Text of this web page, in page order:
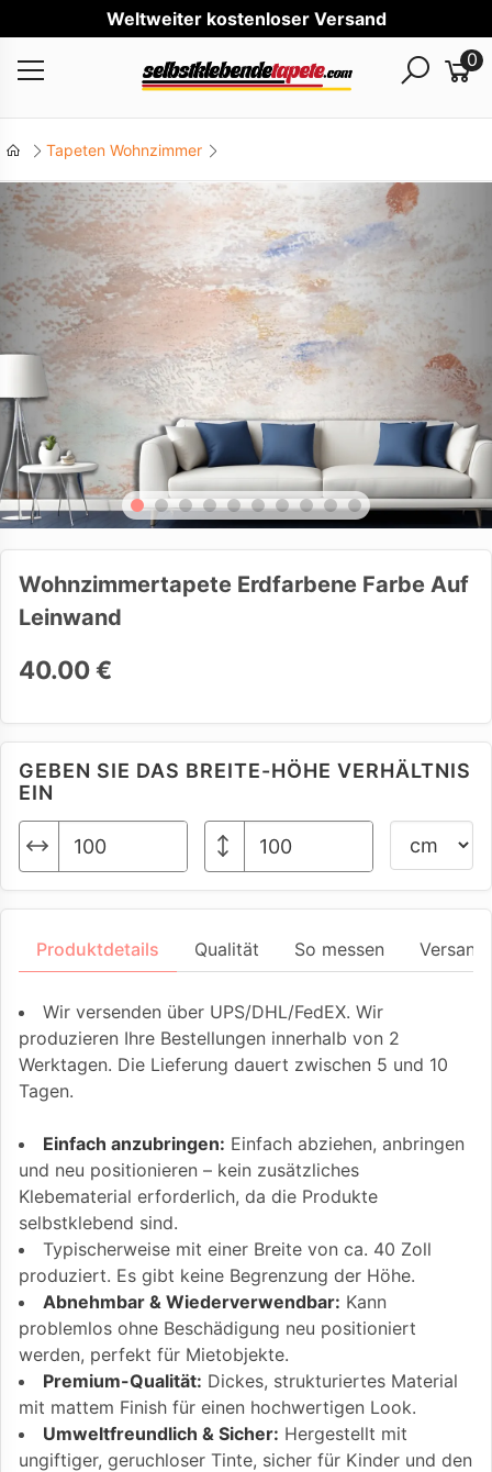
Welt
0
Tapeten Wohnzimmer
Wohnzimmertapete Erdfarbene Farbe Auf
Leinwand
40.00 €
GEBEN SIE DAS BREITE-HÖHE VERHÄLTNIS
EIN
Produktdetails Qualität So messen
Wir versenden über UPS/DHL/FedEX. Wir
produzieren Ihre Bestellungen innerhalb von 2
Werktagen. Die Lieferung dauert zwischen 5 und 10
Tagen.
Einfach anzubringen: Einfach abziehen, anbringen
und neu positionieren – kein zusätzliches
Klebematerial erforderlich, da die Produkte
selbstklebend sind.
Typischerweise mit einer Breite von ca. 40 Zoll
produziert. Es gibt keine Begrenzung der Höhe.
Abnehmbar & Wiederverwendbar: Kann
problemlos ohne Beschädigung neu positioniert
werden, perfekt für Mietobjekte.
Premium-Qualität: Dickes, strukturiertes Material
mit mattem Finish für einen hochwertigen Look.
Umweltfreundlich & Sicher: Hergestellt mit
ungiftiger, geruchloser Tinte, sicher für Kinder und den